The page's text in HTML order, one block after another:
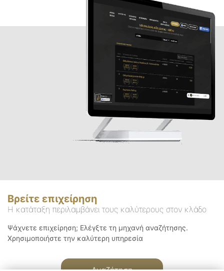
Βρείτε επιχείρηση
Η κατάταξη περιλαμβάνει τους καλύτερους στον κλάδο
Ψάχνετε επιχείρηση; Ελέγξτε τη μηχανή αναζήτησης.
Χρησιμοποιήστε την καλύτερη υπηρεσία